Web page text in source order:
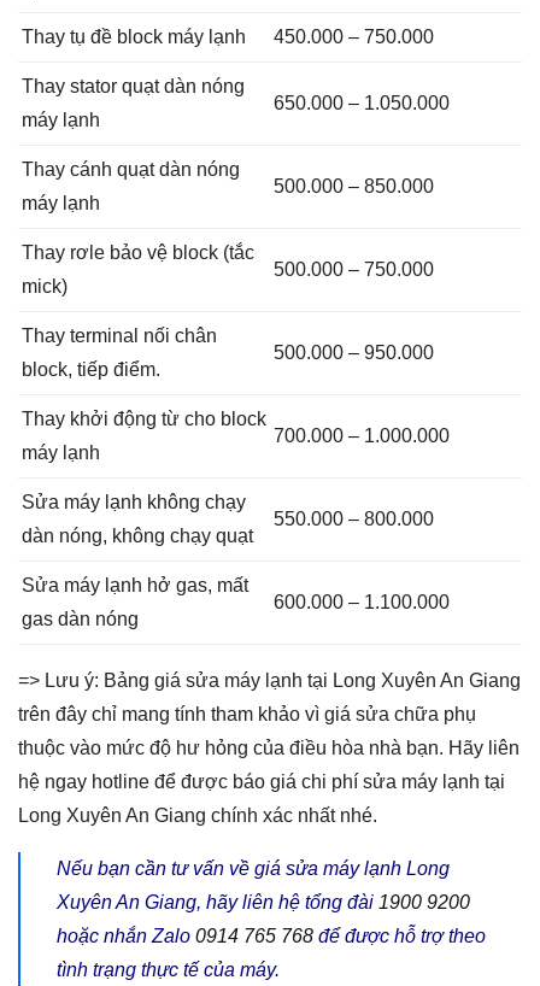
Thay tụ đề block máy lạnh 450.000 – 750.000
Thay stator quạt dàn nóng
máy lạnh
650.000 – 1.050.000
Thay cánh quạt dàn nóng
máy lạnh
500.000 – 850.000
Thay rơle bảo vệ block (tắc
mick)
500.000 – 750.000
Thay terminal nối chân
block, tiếp điểm.
500.000 – 950.000
Thay khởi động từ cho block
máy lạnh
700.000 – 1.000.000
Sửa máy lạnh không chạy
dàn nóng, không chạy quạt
550.000 – 800.000
Sửa máy lạnh hở gas, mất
gas dàn nóng
600.000 – 1.100.000
=> Lưu ý: Bảng giá sửa máy lạnh tại Long Xuyên An Giang
trên đây chỉ mang tính tham khảo vì giá sửa chữa phụ
thuộc vào mức độ hư hỏng của điều hòa nhà bạn. Hãy liên
hệ ngay hotline để được báo giá chi phí sửa máy lạnh tại
Long Xuyên An Giang chính xác nhất nhé.
Nếu bạn cần tư vấn về giá sửa máy lạnh Long
Xuyên An Giang, hãy liên hệ tổng đài 1900 9200
hoặc nhắn Zalo 0914 765 768 để được hỗ trợ theo
tình trạng thực tế của máy.